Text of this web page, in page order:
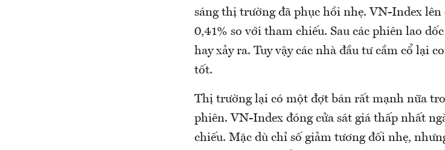
sáng thị trường đã phục hồi nhẹ. VN-Index lên
0,41% so với tham chiếu. Sau các phiên lao
hay xảy ra. Tuy vậy các nhà đầu tư cầm cổ lại
tốt.
Thị trường lại có một đợt bán rất mạnh nữa
phiên. VN-Index đóng cửa sát giá thấp nhất
chiếu. Mặc dù chỉ số giảm tương đối nhẹ,